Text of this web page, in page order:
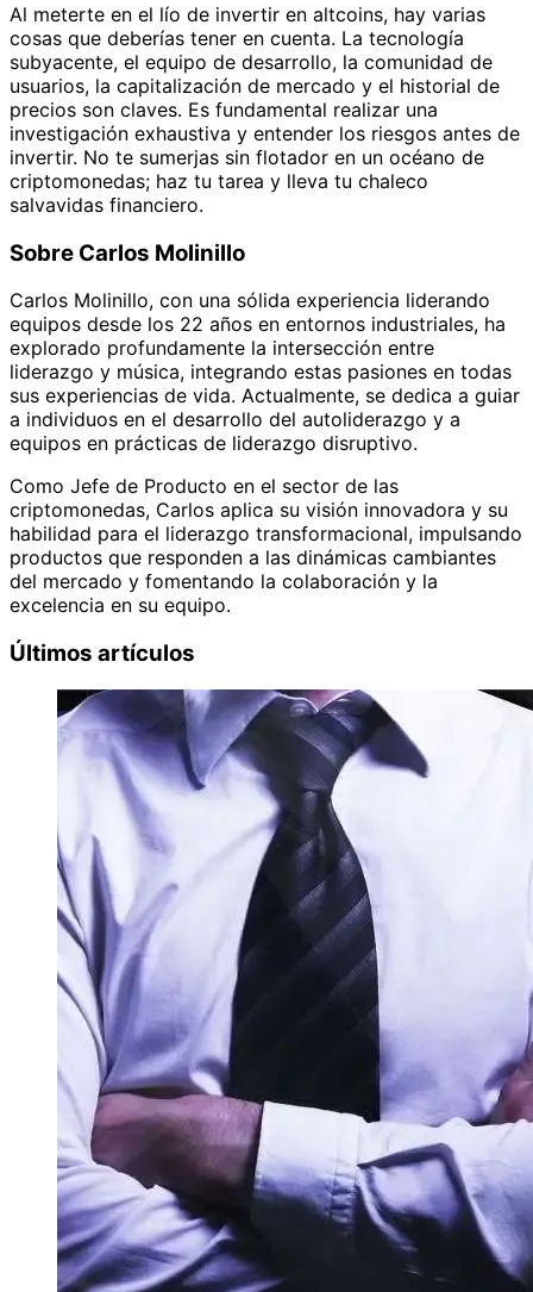
Al meterte en el lío de invertir en altcoins, hay varias
cosas que deberías tener en cuenta. La tecnología
subyacente, el equipo de desarrollo, la comunidad de
usuarios, la capitalización de mercado y el historial de
precios son claves. Es fundamental realizar una
investigación exhaustiva y entender los riesgos antes de
invertir. No te sumerjas sin flotador en un océano de
criptomonedas; haz tu tarea y lleva tu chaleco
salvavidas financiero.
Sobre Carlos Molinillo
Carlos Molinillo, con una sólida experiencia liderando
equipos desde los 22 años en entornos industriales, ha
explorado profundamente la intersección entre
liderazgo y música, integrando estas pasiones en todas
sus experiencias de vida. Actualmente, se dedica a guiar
a individuos en el desarrollo del autoliderazgo y a
equipos en prácticas de liderazgo disruptivo.
Como Jefe de Producto en el sector de las
criptomonedas, Carlos aplica su visión innovadora y su
habilidad para el liderazgo transformacional, impulsando
productos que responden a las dinámicas cambiantes
del mercado y fomentando la colaboración y la
excelencia en su equipo.
Últimos artículos